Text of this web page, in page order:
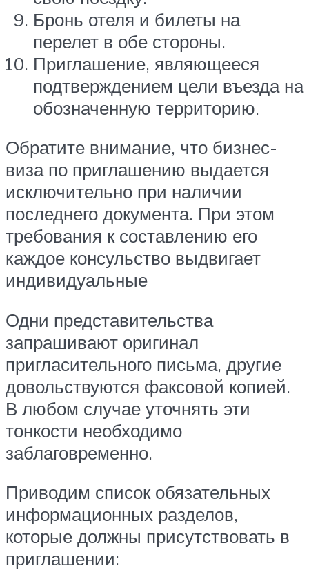
Бронь отеля и билеты на
перелет в обе стороны.
Приглашение, являющееся
подтверждением цели въезда на
обозначенную территорию.
Обратите внимание, что бизнес-
виза по приглашению выдается
исключительно при наличии
последнего документа. При этом
требования к составлению его
каждое консульство выдвигает
индивидуальные
Одни представительства
запрашивают оригинал
пригласительного письма, другие
довольствуются факсовой копией.
В любом случае уточнять эти
тонкости необходимо
заблаговременно.
Приводим список обязательных
информационных разделов,
которые должны присутствовать в
приглашении: